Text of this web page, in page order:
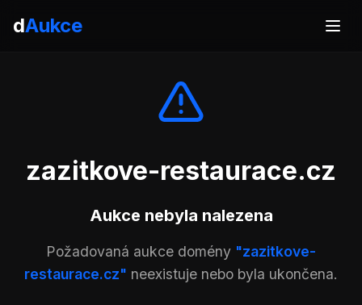
dAukce
zazitkove-restaurace.cz
Aukce nebyla nalezena
Požadovaná aukce domény "zazitkove-
restaurace.cz" neexistuje nebo byla ukončena.